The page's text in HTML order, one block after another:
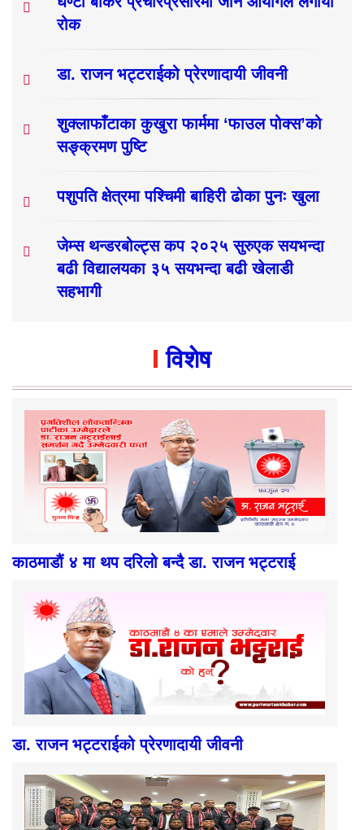
रोक
डा. राजन भट्टराईको प्रेरणादायी जीवनी
शुक्लाफाँटाका कुखुरा फार्ममा ‘फाउल पोक्स’को
सङ्क्रमण पुष्टि
पशुपति क्षेत्रमा पश्चिमी बाहिरी ढोका पुनः खुला
जेम्स थन्डरबोल्ट्स कप २०२५ सुरुएक सयभन्दा
बढी विद्यालयका ३५ सयभन्दा बढी खेलाडी
सहभागी
विशेष
काठमाडौं ४ मा थप दरिलो बन्दै डा. राजन भट्टराई
डा. राजन भट्टराईको प्रेरणादायी जीवनी